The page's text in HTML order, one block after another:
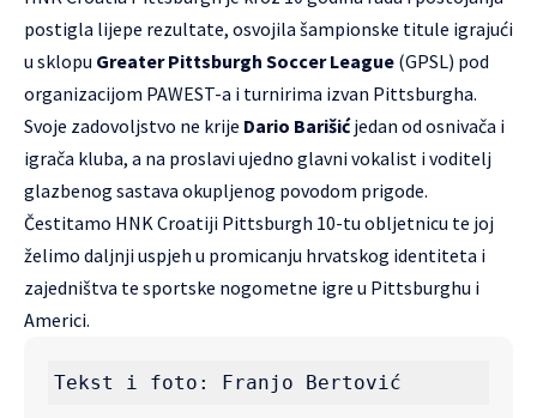
postigla lijepe rezultate, osvojila šampionske titule igrajući
u sklopu Greater Pittsburgh Soccer League (GPSL) pod
organizacijom PAWEST-a i turnirima izvan Pittsburgha.
Svoje zadovoljstvo ne krije Dario Barišićjedan od osnivača i
igrača kluba, a na proslavi ujedno glavni vokalist i voditelj
glazbenog sastava okupljenog povodom prigode.
Čestitamo HNK Croatiji Pittsburgh 10-tu obljetnicu te joj
želimo daljnji uspjeh u promicanju hrvatskog identiteta i
zajedništva te sportske nogometne igre u Pittsburghu i
Americi.
Tekst i foto: Franjo Bertović